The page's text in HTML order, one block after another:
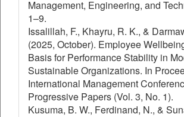
Management, Engineering, and
1–9.
Issalillah, F., Khayru, R. K., &
(2025, October). Employee
Basis for Performance Stability in
Sustainable Organizations. In
International Management
Progressive Papers (Vol. 3, No. 1).
Kusuma, B. W., Ferdinand, N., &